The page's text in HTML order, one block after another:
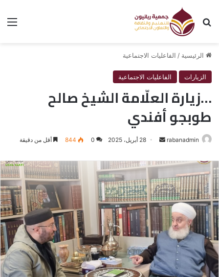
بحث عن
الرئيسية / الفاعليات الاجتماعية
الزيارات الفاعليات الاجتماعية
…زيارة العلّامة الشيخ صالح
طوبجو أفندي
rabanadmin
أرسل
إلكترونيا
28 أبريل، 2025 0
844 أقل من دقيقة